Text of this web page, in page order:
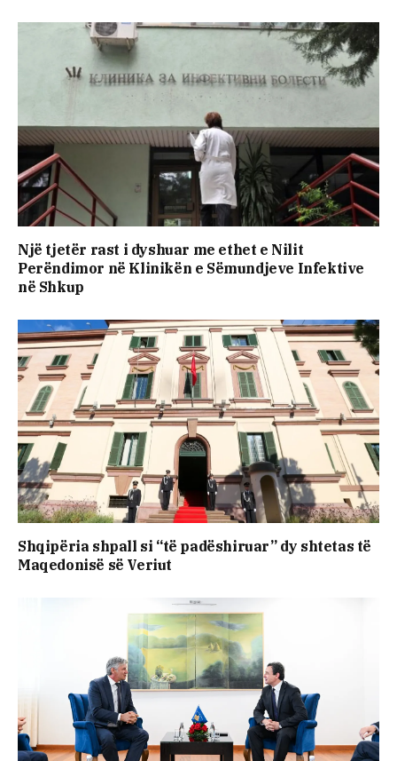
Një tjetër rast i dyshuar me ethet e Nilit
Perëndimor në Klinikën e Sëmundjeve Infektive
në Shkup
Shqipëria shpall si “të padëshiruar” dy shtetas të
Maqedonisë së Veriut